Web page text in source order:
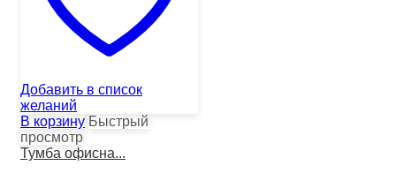
Добавить в список
желаний
В корзину Быстрый
просмотр
Тумба офисна...